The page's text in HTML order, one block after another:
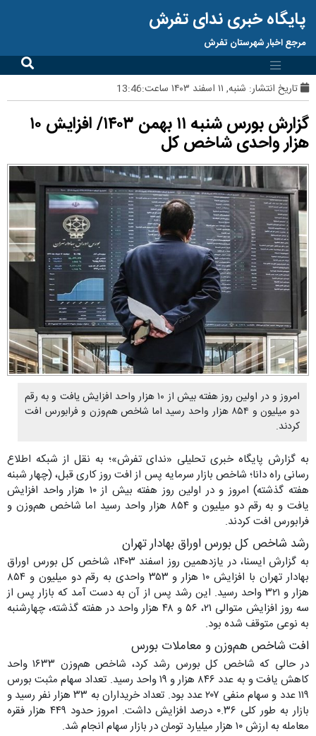
پایگاه خبری ندای تفرش
مرجع اخبار شهرستان تفرش
تاریخ انتشار: شنبه, ۱۱ اسفند ۱۴۰۳ ساعت:13:46
گزارش بورس شنبه ۱۱ بهمن ۱۴۰۳/ افزایش ۱۰
هزار واحدی شاخص کل
امروز و در اولین روز هفته بیش از ۱۰ هزار واحد افزایش یافت و به رقم
دو میلیون و ۸۵۴ هزار واحد رسید اما شاخص هم‌وزن و فرابورس افت
کردند.
به گزارش پایگاه خبری تحلیلی «ندای تفرش»؛ به نقل از شبکه اطلاع
رسانی راه دانا؛ شاخص بازار سرمایه پس از افت روز کاری قبل، (چهار شبنه
هفته گذشته) امروز و در اولین روز هفته بیش از ۱۰ هزار واحد افزایش
یافت و به رقم دو میلیون و ۸۵۴ هزار واحد رسید اما شاخص هم‌وزن و
فرابورس افت کردند.
رشد شاخص کل بورس اوراق بهادار تهران
به گزارش ایسنا، در یازدهمین روز اسفند ۱۴۰۳، شاخص کل بورس اوراق
بهادار تهران با افزایش ۱۰ هزار و ۳۵۳ واحدی به رقم دو میلیون و ۸۵۴
هزار و ۳۲۱ واحد رسید. این رشد پس از آن به دست آمد که بازار پس از
سه روز افزایش متوالی ۲۱، ۵۶ و ۴۸ هزار واحد در هفته گذشته، چهارشنبه
به نوعی متوقف شده بود.
افت شاخص هم‌وزن و معاملات بورس
در حالی که شاخص کل بورس رشد کرد، شاخص هم‌وزن ۱۶۳۳ واحد
کاهش یافت و به عدد ۸۴۶ هزار و ۱۹ واحد رسید. تعداد سهام مثبت بورس
۱۱۹ عدد و سهام منفی ۲۰۷ عدد بود. تعداد خریداران به ۳۳ هزار نفر رسید و
بازار به طور کلی ۰.۳۶ درصد افزایش داشت. امروز حدود ۴۴۹ هزار فقره
معامله به ارزش ۱۰ هزار میلیارد تومان در بازار سهام انجام شد.